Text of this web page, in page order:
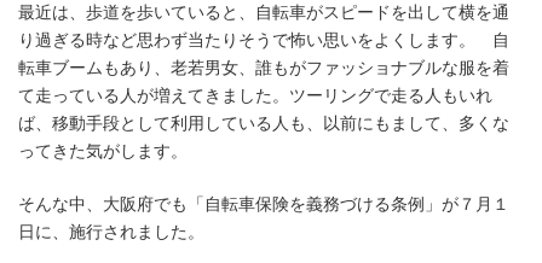
最近は、歩道を歩いていると、自転車がスピードを出して横を通
り過ぎる時など思わず当たりそうで怖い思いをよくします。 自
転車ブームもあり、老若男女、誰もがファッショナブルな服を着
て走っている人が増えてきました。ツーリングで走る人もいれ
ば、移動手段として利用している人も、以前にもまして、多くな
ってきた気がします。
そんな中、大阪府でも「自転車保険を義務づける条例」が７月１
日に、施行されました。